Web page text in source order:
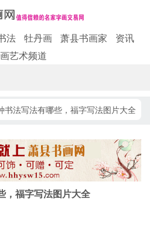
法 牡丹画 萧县书画家
资讯
艺术频道
书法写法有哪些，福字写法图片大全
，福字写法图片大全